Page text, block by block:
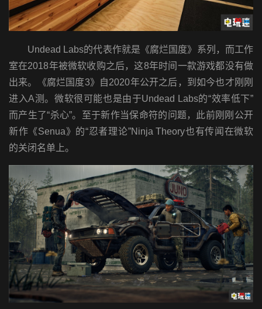
Undead Labs的代表作就是《腐烂国度》系列，而工作
室在2018年被微软收购之后，这8年时间一款游戏都没有做
出来。《腐烂国度3》自2020年公开之后，到如今也才刚刚
进入A测。微软很可能也是由于Undead Labs的“效率低下”
而产生了“杀心”。至于新作当保命符的问题，此前刚刚公开
新作《Senua》的“忍者理论”Ninja Theory也有传闻在微软
的关闭名单上。